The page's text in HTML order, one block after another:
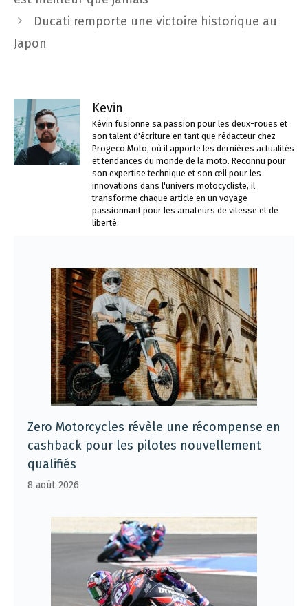
Ducati remporte une victoire historique au
Japon
Kevin
Kévin fusionne sa passion pour les deux-roues et
son talent d'écriture en tant que rédacteur chez
Progeco Moto, où il apporte les dernières actualités
et tendances du monde de la moto. Reconnu pour
son expertise technique et son œil pour les
innovations dans l'univers motocycliste, il
transforme chaque article en un voyage
passionnant pour les amateurs de vitesse et de
liberté.
Zero Motorcycles révèle une récompense en
cashback pour les pilotes nouvellement
qualifiés
8 août 2026